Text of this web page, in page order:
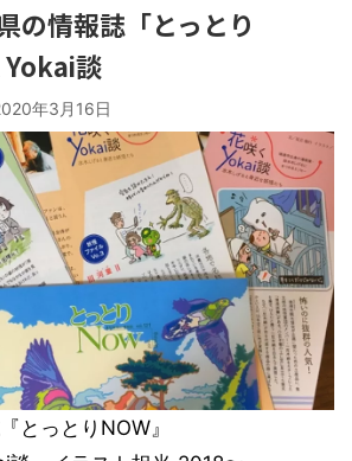
の情報誌「とっとり
Yokai談
年3月16日
とっとりNOW』